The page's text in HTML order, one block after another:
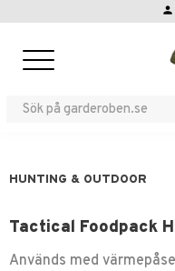
person
HUNTING & OUTDOOR
Tactical Foodpack
Används med